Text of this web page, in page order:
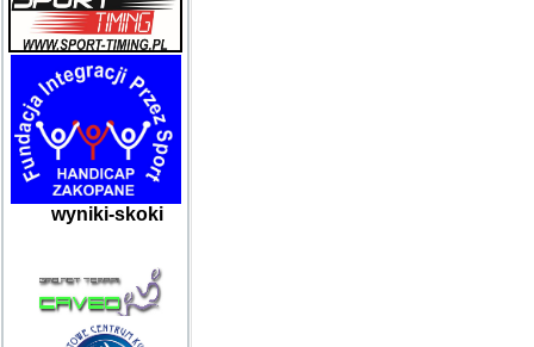
wyniki-skoki